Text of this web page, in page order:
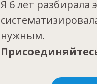
Я 6 лет разбирала
нужным.